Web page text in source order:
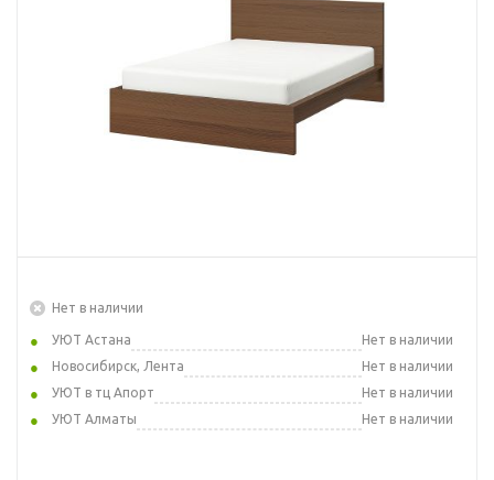
Нет в наличии
УЮТ Астана
Нет в наличии
Новосибирск, Лента
Нет в наличии
УЮТ в тц Апорт
Нет в наличии
УЮТ Алматы
Нет в наличии